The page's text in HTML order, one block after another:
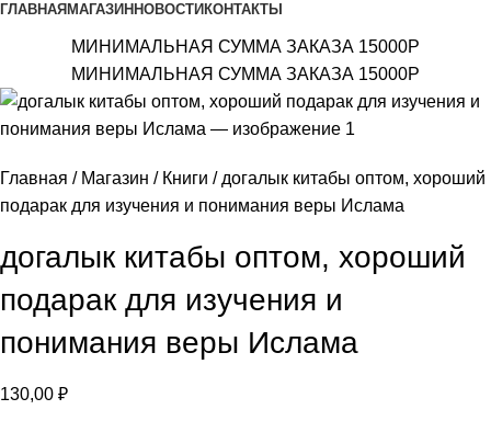
ГЛАВНАЯ МАГАЗИН НОВОСТИ КОНТАКТЫ
МИНИМАЛЬНАЯ СУММА ЗАКАЗА 15000Р
МИНИМАЛЬНАЯ СУММА ЗАКАЗА 15000Р
Главная Магазин Книги
догалык китабы оптом, хороший
подарак для изучения и понимания веры Ислама
догалык китабы оптом, хороший
подарак для изучения и
понимания веры Ислама
130,00 ₽